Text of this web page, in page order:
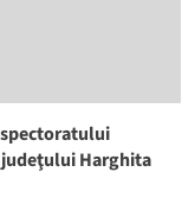
Harghita